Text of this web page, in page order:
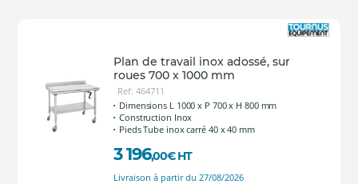
Plan de travail inox adossé, sur
roues 700 x 1000 mm
Ref: 464711
Dimensions L 1000 x P 700 x H 800 mm
Construction Inox
Pieds Tube inox carré 40 x 40 mm
3 196,00€ HT
Livraison à partir du 27/08/2026